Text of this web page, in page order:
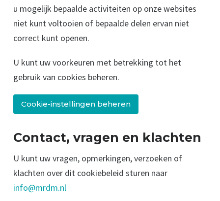
u mogelijk bepaalde activiteiten op onze websites
niet kunt voltooien of bepaalde delen ervan niet
correct kunt openen.
U kunt uw voorkeuren met betrekking tot het
gebruik van cookies beheren.
Cookie-instellingen beheren
Contact, vragen en klachten
U kunt uw vragen, opmerkingen, verzoeken of
klachten over dit cookiebeleid sturen naar
info@mrdm.nl